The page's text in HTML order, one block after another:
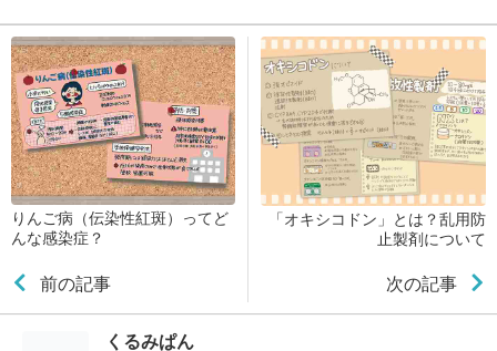
りんご病（伝染性紅斑）ってど
んな感染症？
前の記事
「オキシコドン」とは？乱用防
止製剤について
次の記事
くるみぱん
国家試験に受かり、薬学生から薬剤師となったくるみぱんさん。
現場での実践的なスキルや薬剤師に必要な専門知識をわかりやす